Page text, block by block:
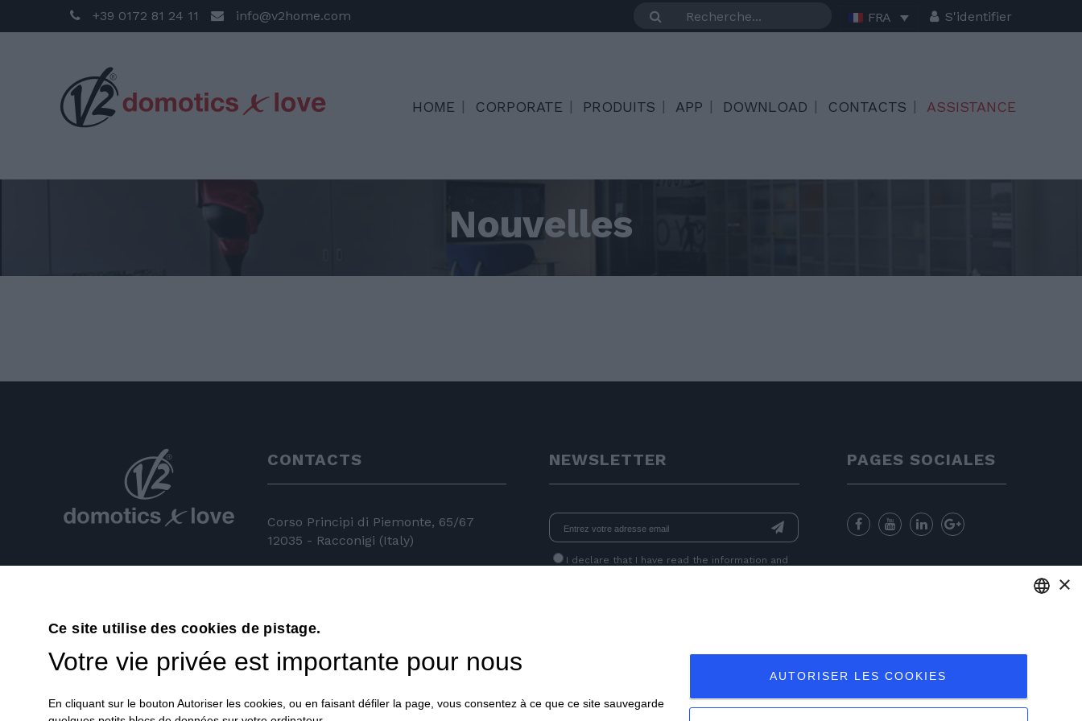
+39 0172 81 24 11 info@v2home.com FRA S'identifier
HOME CORPORATE PRODUITS APP DOWNLOAD CONTACTS ASSISTANCE
Nouvelles
CONTACTS
Corso Principi di Piemonte, 65/67
12035 - Racconigi (Italy)
NEWSLETTER
I declare that I have read the information and
PAGES SOCIALES
ITALIAN
×
Ce site utilise des cookies de pistage.
Votre vie privée est importante pour nous
En cliquant sur le bouton Autoriser les cookies, ou en faisant défiler la page, vous consentez à ce que ce site sauvegarde
AUTORISER LES COOKIES